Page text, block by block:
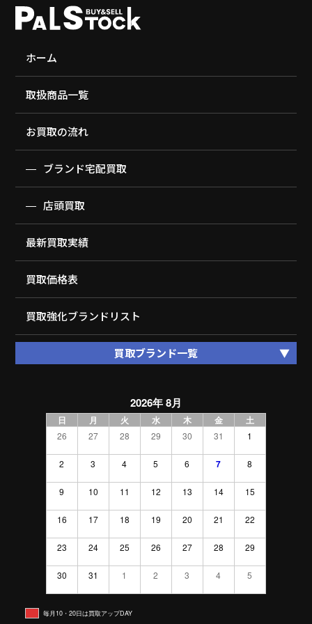
ホーム
取扱商品一覧
お買取の流れ
ブランド宅配買取
店頭買取
最新買取実績
買取価格表
買取強化ブランドリスト
買取ブランド一覧
2026年 8月
日 月 火 水 木 金 土
26 27 28 29 30 31 1
2 3 4 5 6 7 8
9 10 11 12 13 14 15
16 17 18 19 20 21 22
23 24 25 26 27 28 29
30 31 1 2 3 4 5
毎月10・20日は買取アップDAY